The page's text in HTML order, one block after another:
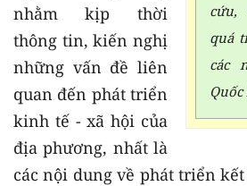
cứu,
quá
các
nhằm kịp thời
thông tin, kiến nghị
những vấn đề liên
quan đến phát triển
kinh tế - xã hội của
địa phương, nhất là
các nội dung về phát triển